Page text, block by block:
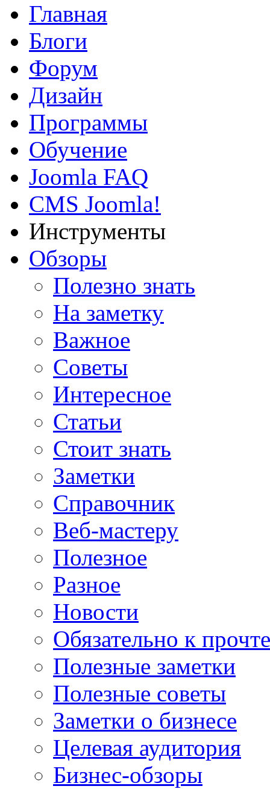
Главная
Блоги
Форум
Дизайн
Программы
Обучение
Joomla FAQ
CMS Joomla!
Инструменты
Обзоры
Полезно знать
На заметку
Важное
Советы
Интересное
Статьи
Стоит знать
Заметки
Справочник
Веб-мастеру
Полезное
Разное
Новости
Обязательно к
Полезные заметки
Полезные советы
Заметки о бизнесе
Целевая аудитория
Бизнес-обзоры